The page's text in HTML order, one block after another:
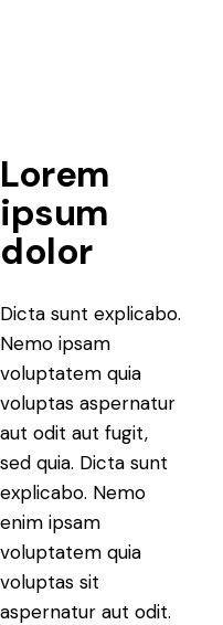
Lorem
ipsum
dolor
Dicta sunt explicabo.
Nemo ipsam
voluptatem quia
voluptas aspernatur
aut odit aut fugit,
sed quia. Dicta sunt
explicabo. Nemo
enim ipsam
voluptatem quia
voluptas sit
aspernatur aut odit.